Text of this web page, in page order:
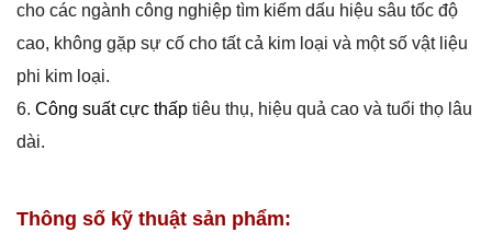
cho các ngành công nghiệp tìm kiếm dấu hiệu sâu tốc độ
cao, không gặp sự cố cho tất cả kim loại và một số vật liệu
phi kim loại.
6. Công suất cực thấp tiêu thụ, hiệu quả cao và tuổi thọ lâu
dài.
Thông số kỹ thuật sản phẩm: